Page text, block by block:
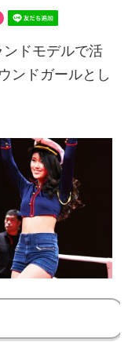
ドモデルで活
ンドガールとし
沸き、笑顔で